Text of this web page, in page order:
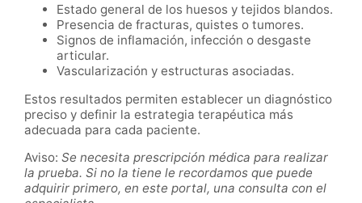
Estado general de los huesos y tejidos blandos.
Presencia de fracturas, quistes o tumores.
Signos de inflamación, infección o desgaste
articular.
Vascularización y estructuras asociadas.
Estos resultados permiten establecer un diagnóstico
preciso y definir la estrategia terapéutica más
adecuada para cada paciente.
Aviso: Se necesita prescripción médica para realizar
la prueba. Si no la tiene le recordamos que puede
adquirir primero, en este portal, una consulta con el